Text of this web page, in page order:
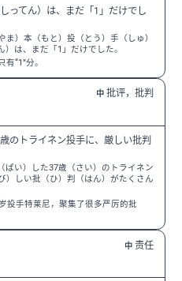
ってん）は、まだ「1」だけでし
）本（もと）投（とう）手（しゅ）
は、まだ「1」だけでした。
“1”分。
中 批评，批判
のトライネン投手に、厳しい批判
ぱい）した37歳（さい）のトライネン
）しい批（ひ）判（はん）がたくさん
投手特莱尼，聚集了很多严厉的批
中 责任